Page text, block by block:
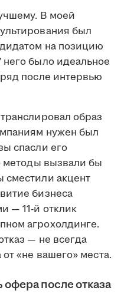
В моей
был
на позицию
было идеальное
после интервью
образ
нужен был
спасли его
методы вызвали бы
акцент
бизнеса
— 11-й отклик
агрохолдинге.
— не всегда
«не вашего» места.
после отказа